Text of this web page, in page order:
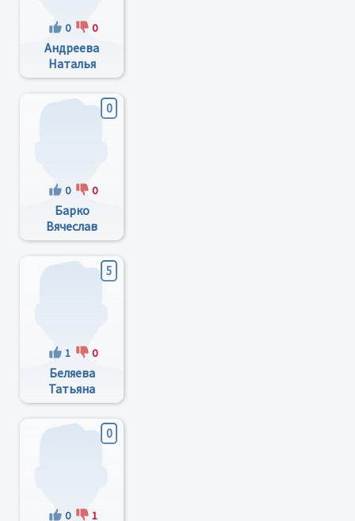
0 0
Андреева
Наталья
Борисовна
0
0 0
Барко
Вячеслав
Васильевич
5
1 0
Беляева
Татьяна
Викторовна
0
0 1